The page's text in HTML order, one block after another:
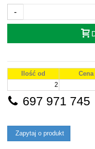
-
Ilość od
2
697 971 745
Zapytaj o produkt